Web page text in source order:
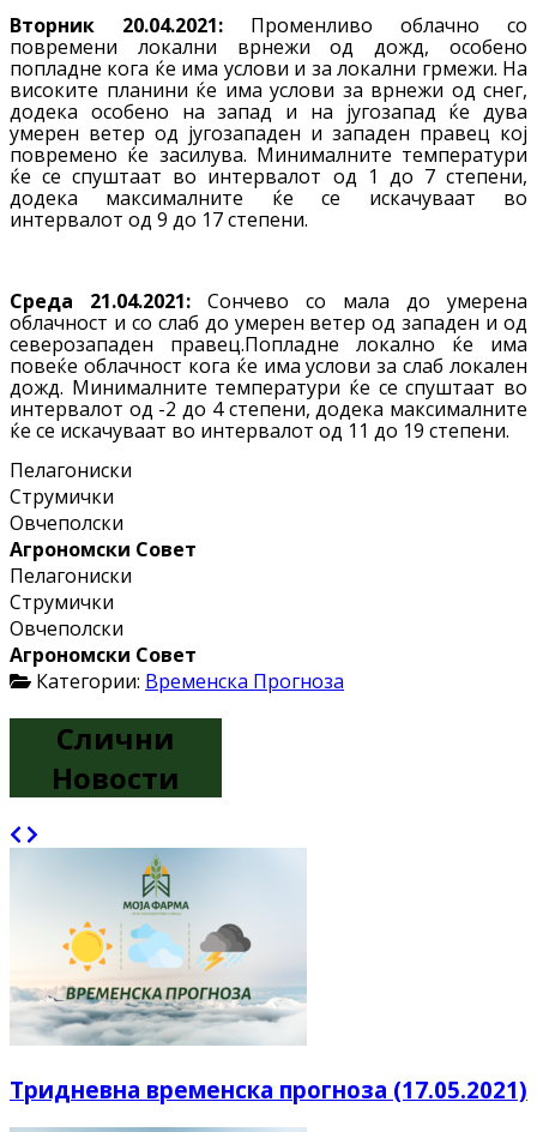
Вторник 20.04.2021: Променливо облачно со
повремени локални врнежи од дожд, особено
попладне кога ќе има услови и за локални грмежи. На
високите планини ќе има услови за врнежи од снег,
додека особено на запад и на југозапад ќе дува
умерен ветер од југозападен и западен правец кој
повремено ќе засилува. Минималните температури
ќе се спуштаат во интервалот од 1 до 7 степени,
додека максималните ќе се искачуваат во
интервалот од 9 до 17 степени.
Среда 21.04.2021: Сончево со мала до умерена
облачност и со слаб до умерен ветер од западен и од
северозападен правец.Попладне локално ќе има
повеќе облачност кога ќе има услови за слаб локален
дожд. Минималните температури ќе се спуштаат во
интервалот од -2 до 4 степени, додека максималните
ќе се искачуваат во интервалот од 11 до 19 степени.
Пелагониски
Струмички
Овчеполски
Агрономски Совет
Пелагониски
Струмички
Овчеполски
Агрономски Совет
Категории: Временска Прогноза
Слични
Новости
Тридневна временска прогноза (17.05.2021)